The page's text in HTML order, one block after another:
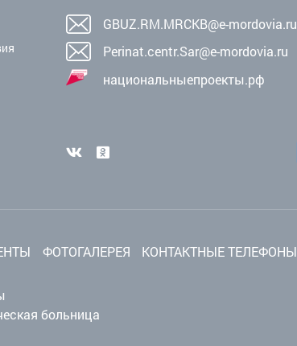
GBUZ.RM.MRCKB@e-mordovia.ru
Perinat.centr.Sar@e-mordovia.ru
национальныепроекты.рф
ФОТОГАЛЕРЕЯ КОНТАКТНЫЕ ТЕЛЕФОНЫ
больница